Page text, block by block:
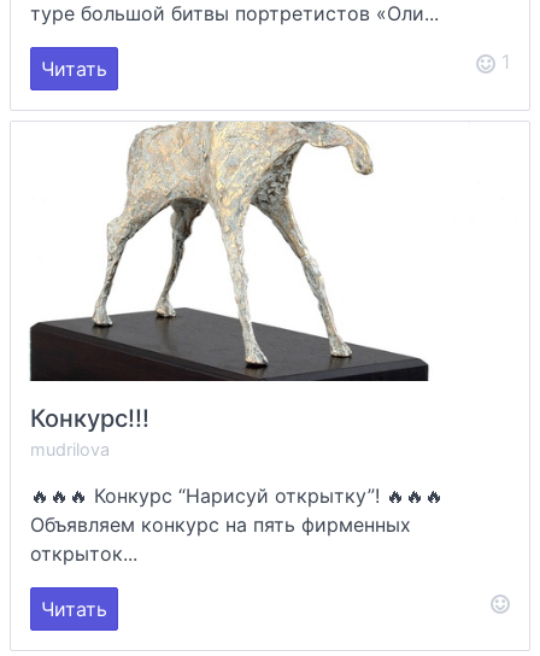
туре большой битвы портретистов «Оли...
Читать 1
Конкурс!!!
mudrilova
🔥🔥🔥 Конкурс “Нарисуй открытку”! 🔥🔥🔥
Объявляем конкурс на пять фирменных
открыток...
Читать